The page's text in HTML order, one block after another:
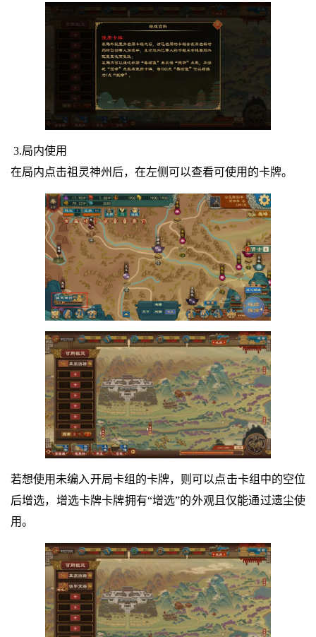
3.局内使用
在局内点击祖灵神州后，在左侧可以查看可使用的卡牌。
若想使用未编入开局卡组的卡牌，则可以点击卡组中的空位
后增选，增选卡牌卡牌拥有“增选”的外观且仅能通过遗尘使
用。